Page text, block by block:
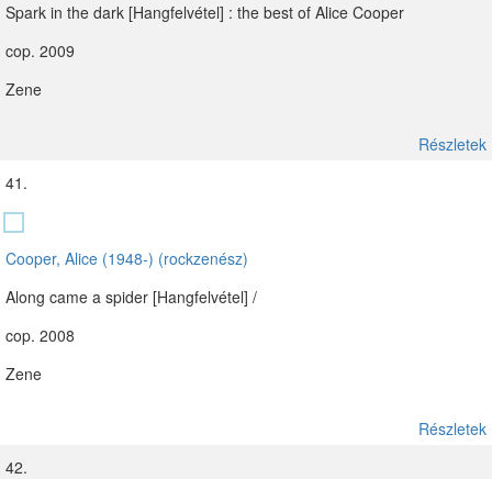
Spark in the dark [Hangfelvétel] : the best of Alice Cooper
cop. 2009
Zene
Részletek
41.
Cooper, Alice (1948-) (rockzenész)
Along came a spider [Hangfelvétel] /
cop. 2008
Zene
Részletek
42.